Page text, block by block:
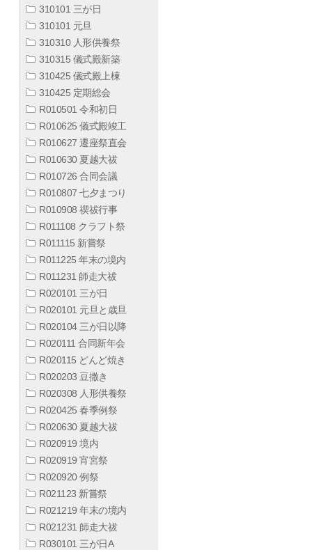
310101 三が日
310101 元旦
310310 人形供養祭
310315 儀式殿新築
310425 儀式殿上棟
310425 定期総会
R010501 令和初日
R010625 儀式殿竣工
R010627 遷座祭直会
R010630 夏越大祓
R010726 合同会議
R010807 七夕まつり
R010908 禊祓行事
R011108 クラフト祭
R011115 新嘗祭
R011225 年末の境内
R011231 師走大祓
R020101 三が日
R020101 元旦と歳旦
R020104 三が日以降
R020111 合同新年会
R020115 どんど焼き
R020203 豆撒き
R020308 人形供養祭
R020425 春季例祭
R020630 夏越大祓
R020919 境内
R020919 宵宮祭
R020920 例祭
R021123 新嘗祭
R021219 年末の境内
R021231 師走大祓
R030101 三が日A